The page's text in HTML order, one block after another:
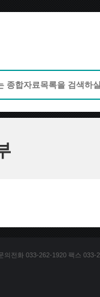
의전화 033-262-1920 팩스 033-